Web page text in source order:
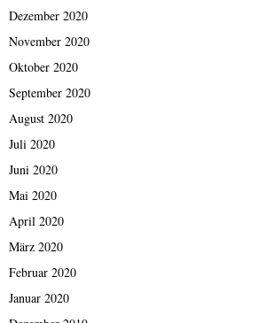
Dezember 2020
November 2020
Oktober 2020
September 2020
August 2020
Juli 2020
Juni 2020
Mai 2020
April 2020
März 2020
Februar 2020
Januar 2020